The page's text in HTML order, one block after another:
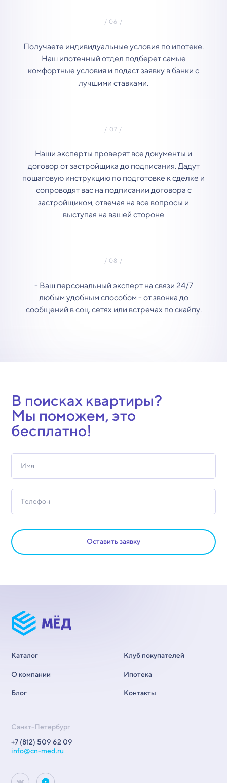
Получаете индивидуальные условия по ипотеке.
Наш ипотечный отдел подберет самые
комфортные условия и подаст заявку в банки с
лучшими ставками.
Наши эксперты проверят все документы и
договор от застройщика до подписания. Дадут
пошаговую инструкцию по подготовке к сделке и
сопроводят вас на подписании договора с
застройщиком, отвечая на все вопросы и
выступая на вашей стороне
- Ваш персональный эксперт на связи 24/7
любым удобным способом - от звонка до
сообщений в соц. сетях или встречах по скайпу.
В поисках квартиры?
Мы поможем, это
бесплатно!
Оставить заявку
Каталог
О компании
Блог
Клуб покупателей
Ипотека
Контакты
Санкт-Петербург
+7 (812) 509 62 09
info@cn-med.ru